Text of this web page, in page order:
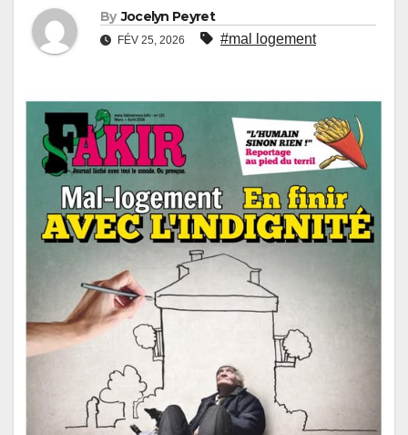
By Jocelyn Peyret
FÉV 25, 2026 #mal logement